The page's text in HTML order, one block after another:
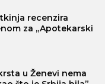
recenzira
za „Apotekarski
u Ženevi nema